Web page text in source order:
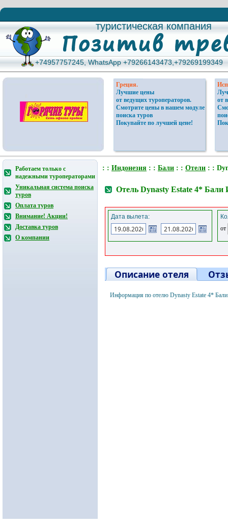
туристическая компания
туристическая компания
+74957757245, WhatsApp +79266143473,+79269199349
+74957757245, WhatsApp +79266143473,+79269199349
Греция.
Лучшие цены
от ведущих туроператоров.
Смотрите цены в нашем модуле
поиска туров
Покупайте по лучшей цене!
от
Работаем только с
надежными туроператорами
Уникальная система поиска
туров
Оплата туров
Внимание! Акции!
Доставка туров
О компании
: : Индонезия : : Бали : : Отели : :
Отель Dynasty Estate 4* Бали
Дата вылета:
от
Описание отеля
Информация по отелю Dynasty Estate 4*